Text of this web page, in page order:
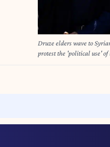
Druze elders wave to
protest the 'political use'
Shams, in the Israeli-
visit on July 29, by the
community rejects the
expense of the blood of
people and was blamed